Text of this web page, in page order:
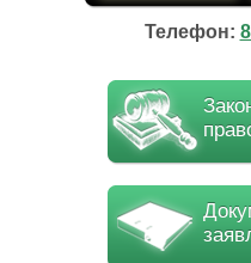
Телефон: